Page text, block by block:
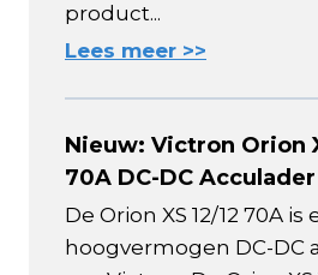
product...
Lees meer >>
Nieuw: Victron Orion
70A DC-DC Acculader
De Orion XS 12/12 70A
hoogvermogen DC-DC